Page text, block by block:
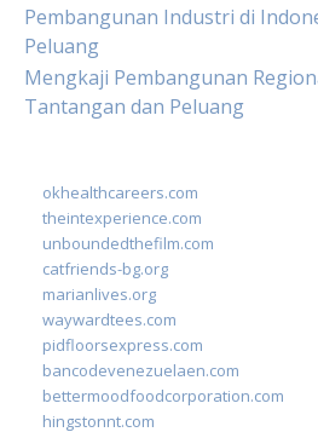
Pembangunan Industri di
Peluang
Mengkaji Pembangunan
Tantangan dan Peluang
okhealthcareers.com
theintexperience.com
unboundedthefilm.com
catfriends-bg.org
marianlives.org
waywardtees.com
pidfloorsexpress.com
bancodevenezuelaen.com
bettermoodfoodcorporation.com
hingstonnt.com